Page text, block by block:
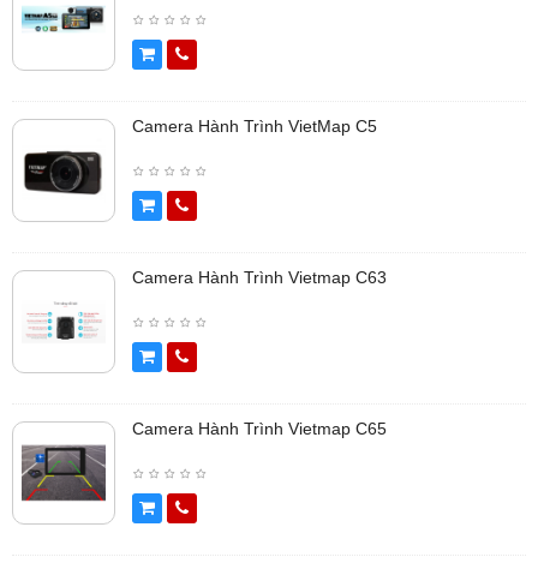
Camera Hành Trình VietMap C5
Camera Hành Trình Vietmap C63
Camera Hành Trình Vietmap C65